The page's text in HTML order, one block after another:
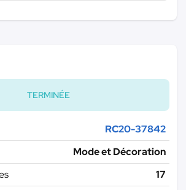
TERMINÉE
RC20-37842
Mode et Décoration
17